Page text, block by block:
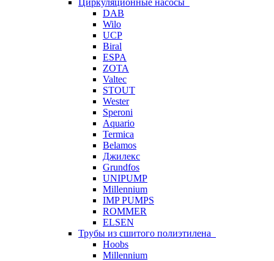
Циркуляционные насосы
DAB
Wilo
UCP
Biral
ESPA
ZOTA
Valtec
STOUT
Wester
Speroni
Aquario
Termica
Belamos
Джилекс
Grundfos
UNIPUMP
Millennium
IMP PUMPS
ROMMER
ELSEN
Трубы из сшитого полиэтилена
Hoobs
Millennium